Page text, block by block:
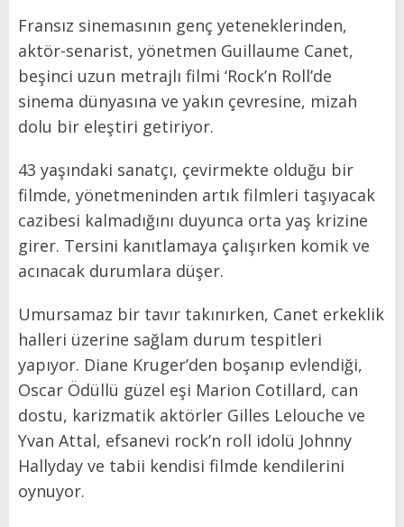
Fransız sinemasının genç yeteneklerinden,
aktör-senarist, yönetmen Guillaume Canet,
beşinci uzun metrajlı filmi ‘Rock’n Roll’de
sinema dünyasına ve yakın çevresine, mizah
dolu bir eleştiri getiriyor.
43 yaşındaki sanatçı, çevirmekte olduğu bir
filmde, yönetmeninden artık filmleri taşıyacak
cazibesi kalmadığını duyunca orta yaş krizine
girer. Tersini kanıtlamaya çalışırken komik ve
acınacak durumlara düşer.
Umursamaz bir tavır takınırken, Canet erkeklik
halleri üzerine sağlam durum tespitleri
yapıyor. Diane Kruger’den boşanıp evlendiği,
Oscar Ödüllü güzel eşi Marion Cotillard, can
dostu, karizmatik aktörler Gilles Lelouche ve
Yvan Attal, efsanevi rock’n roll idolü Johnny
Hallyday ve tabii kendisi filmde kendilerini
oynuyor.